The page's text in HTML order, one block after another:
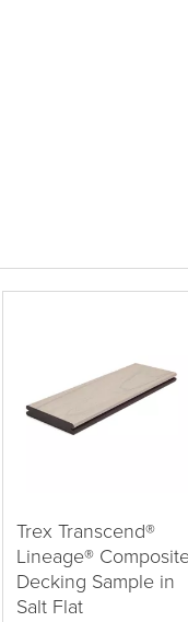
Trex Transcend®
Lineage®
Decking Sample in
Salt Flat